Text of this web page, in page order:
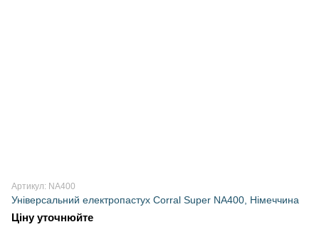
Артикул: NA400
Універсальний електропастух Corral Super NA400, Німеччина
Ціну уточнюйте